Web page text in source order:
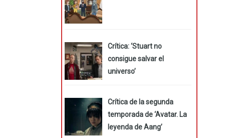
Crítica: ‘Stuart no
consigue salvar el
universo’
Crítica de la segunda
temporada de ‘Avatar. La
leyenda de Aang’